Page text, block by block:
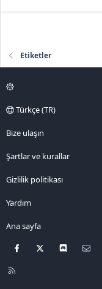
Etiketler
Türkçe (TR)
Bize ulaşın
Şartlar ve kurallar
Gizlilik politikası
Yardım
Ana sayfa
Facebook Discord
R